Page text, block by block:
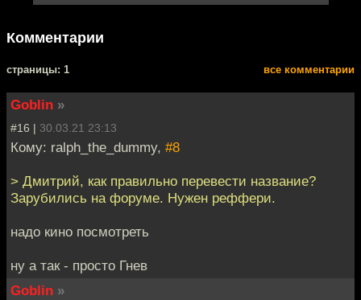
Комментарии
cтраницы: 1 все комментарии
Goblin »
#16 | 30.03.21 23:13
Кому: ralph_the_dummy, #8
> Дмитрий, как правильно перевести название?
Зарубились на форуме. Нужен реффери.
надо кино посмотреть
ну а так - просто Гнев
Goblin »